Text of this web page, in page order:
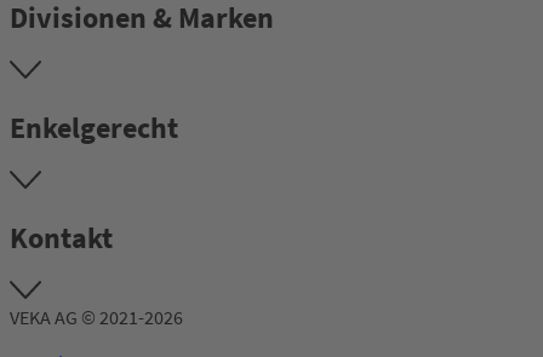
Divisionen & Marken
Enkelgerecht
Kontakt
VEKA AG © 2021-2026